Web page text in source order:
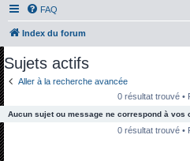
FAQ
Index du forum
Sujets actifs
Aller à la recherche avancée
0 résultat trouvé •
Aucun sujet ou message ne correspond à vos
0 résultat trouvé •